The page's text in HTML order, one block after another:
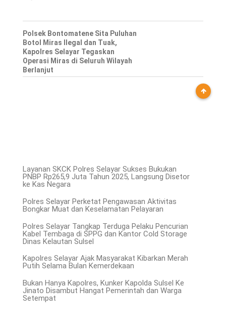
Polsek Bontomatene Sita Puluhan
Botol Miras Ilegal dan Tuak,
Kapolres Selayar Tegaskan
Operasi Miras di Seluruh Wilayah
Berlanjut
Layanan SKCK Polres Selayar Sukses Bukukan
PNBP Rp265,9 Juta Tahun 2025, Langsung Disetor
ke Kas Negara
Polres Selayar Perketat Pengawasan Aktivitas
Bongkar Muat dan Keselamatan Pelayaran
Polres Selayar Tangkap Terduga Pelaku Pencurian
Kabel Tembaga di SPPG dan Kantor Cold Storage
Dinas Kelautan Sulsel
Kapolres Selayar Ajak Masyarakat Kibarkan Merah
Putih Selama Bulan Kemerdekaan
Bukan Hanya Kapolres, Kunker Kapolda Sulsel Ke
Jinato Disambut Hangat Pemerintah dan Warga
Setempat